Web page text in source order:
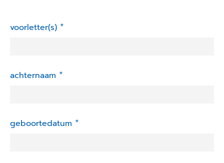
voorletter(s) *
achternaam *
geboortedatum *